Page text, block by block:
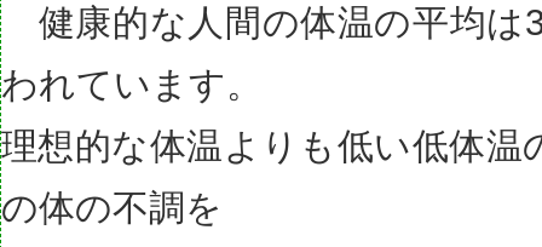
健康的な人間の体温の平均
われています。
理想的な体温よりも低い低体温
の体の不調を